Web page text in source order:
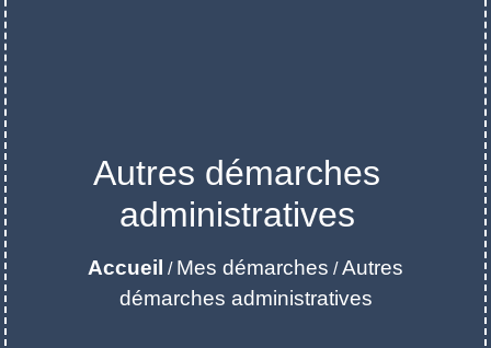
Autres démarches
administratives
Accueil / Mes démarches /Autres
démarches administratives